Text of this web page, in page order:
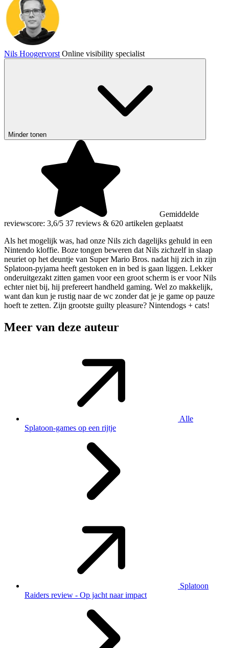
Nils Hoogervorst Online visibility specialist
Minder tonen
Gemiddelde
reviewscore: 3,6/5 37 reviews & 620 artikelen geplaatst
Als het mogelijk was, had onze Nils zich dagelijks gehuld in een
Nintendo kloffie. Boze tongen beweren dat Nils zichzelf in slaap
neuriet op het deuntje van Super Mario Bros. nadat hij zich in zijn
Splatoon-pyjama heeft gestoken en in bed is gaan liggen. Lekker
onderuitgezakt zitten gamen voor een groot scherm is er voor Nils
echter niet bij, hij prefereert handheld gaming. Wel zo makkelijk,
want dan kun je rustig naar de wc zonder dat je je game op pauze
hoeft te zetten. Zijn grootste guilty pleasure? Nintendogs + cats!
Meer van deze auteur
Alle
Splatoon-games op een rijtje
Splatoon
Raiders review - Op jacht naar impact